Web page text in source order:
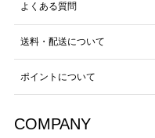
よくある質問
送料・配送について
ポイントについて
COMPANY